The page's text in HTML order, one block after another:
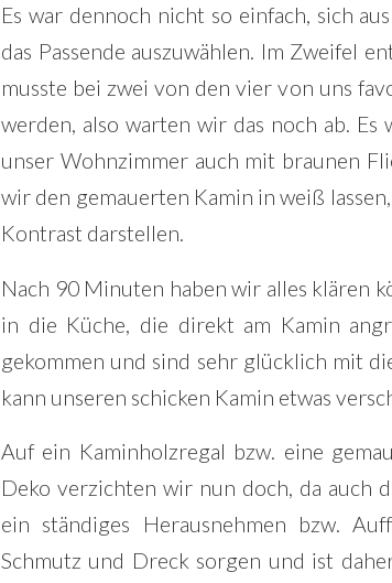
Es war dennoch nicht so einfach, sich
das Passende auszuwählen. Im Zweifel
musste bei zwei von den vier von uns
werden, also warten wir das noch ab.
unser Wohnzimmer auch mit braunen
wir den gemauerten Kamin in weiß
Kontrast darstellen.
Nach 90 Minuten haben wir alles klären
in die Küche, die direkt am Kamin
gekommen und sind sehr glücklich mit
kann unseren schicken Kamin etwas
Auf ein Kaminholzregal bzw. eine
Deko verzichten wir nun doch, da auch
ein ständiges Herausnehmen bzw.
Schmutz und Dreck sorgen und ist